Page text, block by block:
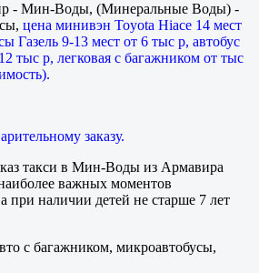
- Мин-Воды, (Минеральные Воды) -
цена минивэн Toyota Hiace 14 мест
Газель 9-13 мест от 6 тыс р, автобус
тыс р, легковая с багажником от тыс
заказу.
такси в Мин-Воды из Армавира
важных моментов
при наличии детей не старше 7 лет
с багажником, микроавтобусы,